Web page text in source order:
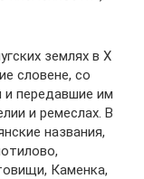
землях в Х
словене, со
и передавшие им
и ремеслах. В
названия,
Каменка,